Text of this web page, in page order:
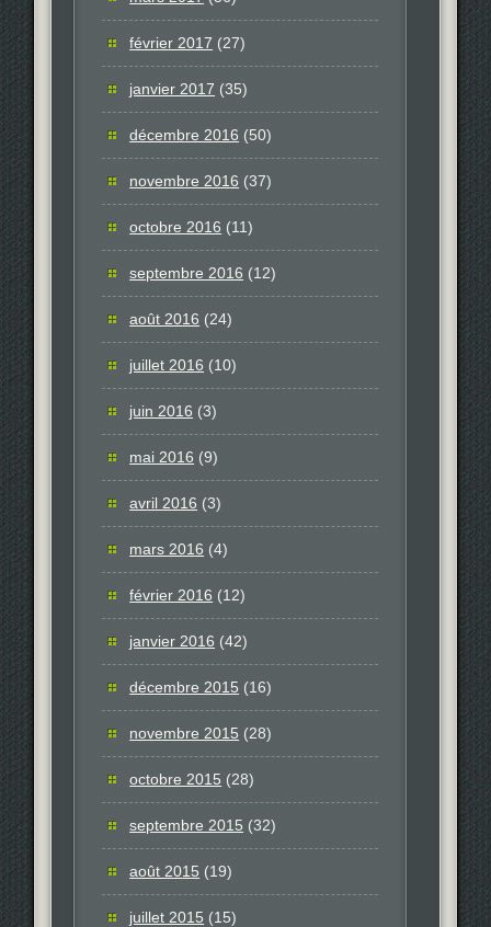
février 2017 (27)
janvier 2017 (35)
décembre 2016 (50)
novembre 2016 (37)
octobre 2016 (11)
septembre 2016 (12)
août 2016 (24)
juillet 2016 (10)
juin 2016 (3)
mai 2016 (9)
avril 2016 (3)
mars 2016 (4)
février 2016 (12)
janvier 2016 (42)
décembre 2015 (16)
novembre 2015 (28)
octobre 2015 (28)
septembre 2015 (32)
août 2015 (19)
juillet 2015 (15)